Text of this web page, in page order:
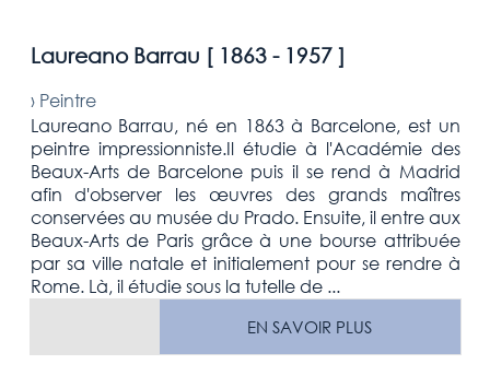
Laureano Barrau [ 1863 - 1957]
› Peintre
Laureano Barrau, né en 1863 à Barcelone, est un
peintre impressionniste.Il étudie à l'Académie des
Beaux-Arts de Barcelone puis il se rend à Madrid
afin d'observer les œuvres des grands maîtres
conservées au musée du Prado. Ensuite, il entre aux
Beaux-Arts de Paris grâce à une bourse attribuée
par sa ville natale et initialement pour se rendre à
Rome. Là, il étudie sous la tutelle de ...
EN SAVOIR PLUS